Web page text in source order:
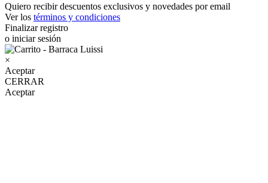
Quiero recibir descuentos exclusivos y novedades por email
Ver los términos y condiciones
Finalizar registro
o iniciar sesión
×
Aceptar
CERRAR
Aceptar